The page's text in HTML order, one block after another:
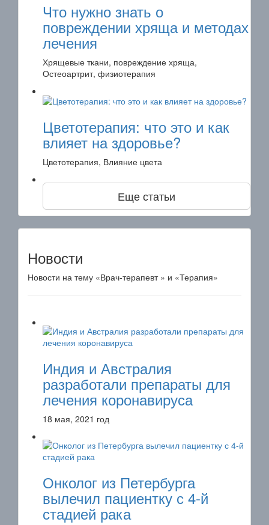
Что нужно знать о
повреждении хряща и методах
лечения
Хрящевые ткани, повреждение хряща,
Остеоартрит, физиотерапия
Цветотерапия: что это и как
влияет на здоровье?
Цветотерапия, Влияние цвета
Еще статьи
Новости
Новости на тему «Врач-терапевт » и «Терапия»
Индия и Австралия
разработали препараты для
лечения коронавируса
18 мая, 2021 год
Онколог из Петербурга
вылечил пациентку с 4-й
стадией рака